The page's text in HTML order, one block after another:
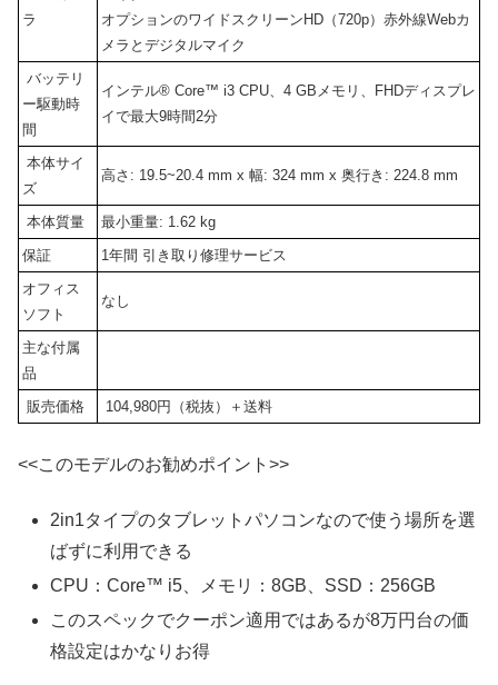
ラ
オプションのワイドスクリーンHD（720p）赤外線Webカ
メラとデジタルマイク
バッテリ
ー駆動時
間
インテル® Core™ i3 CPU、4 GBメモリ、FHDディスプレ
イで最大9時間2分
本体サイ
ズ
高さ: 19.5~20.4 mm x 幅: 324 mm x 奥行き: 224.8 mm
本体質量
最小重量: 1.62 kg
保証
1年間 引き取り修理サービス
オフィス
ソフト
なし
主な付属
品
販売価格
104,980円（税抜）＋送料
<<このモデルのお勧めポイント>>
2in1タイプのタブレットパソコンなので使う場所を選
ばずに利用できる
CPU：Core™ i5、メモリ：8GB、SSD：256GB
このスペックでクーポン適用ではあるが8万円台の価
格設定はかなりお得